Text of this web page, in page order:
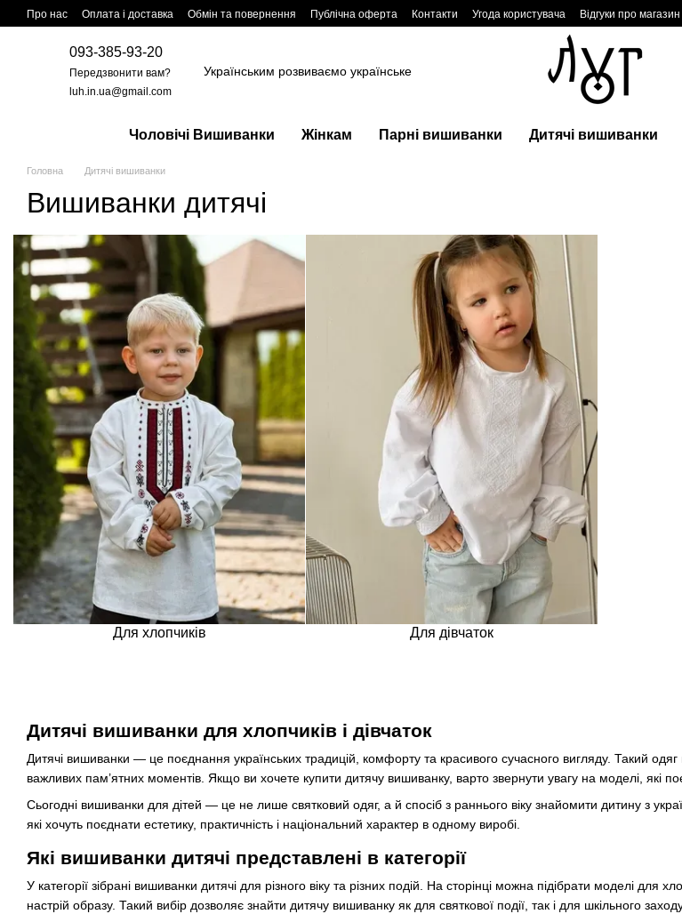
Перейти до основного контенту
Про нас Оплата і доставка Обмін та повернення Публічна оферта Контакти Угода користувача Відгуки про магазин
093-385-93-20
Передзвонити вам?
luh.in.ua@gmail.com
Українським розвиваємо українське
Чоловічі Вишиванки Жінкам Парні вишиванки Дитячі вишиванки
Головна Дитячі вишиванки
Вишиванки дитячі
Дитячі вишиванки для хлопчиків і дівчаток
Дитячі вишиванки — це поєднання українських традицій, комфорту та красивого сучасного вигляду. Такий
важливих пам’ятних моментів. Якщо ви хочете купити дитячу вишиванку, варто звернути увагу на моделі, які
Сьогодні вишиванки для дітей — це не лише святковий одяг, а й спосіб з раннього віку знайомити дитину з
які хочуть поєднати естетику, практичність і національний характер в одному виробі.
Які вишиванки дитячі представлені в категорії
У категорії зібрані вишиванки дитячі для різного віку та різних подій. На сторінці можна підібрати моделі для
настрій образу. Такий вибір дозволяє знайти дитячу вишиванку як для святкової події, так і для шкільного
Для хлопчиків Для дівчаток